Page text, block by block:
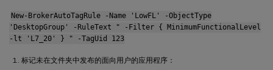
New-BrokerAutoTagRule -Name 'LowFL' -ObjectType
'DesktopGroup' -RuleText " -Filter { MinimumFunctionalLevel
-lt 'L7_20' } " -TagUid 123
标记未在文件夹中发布的面向用户的应用程序：